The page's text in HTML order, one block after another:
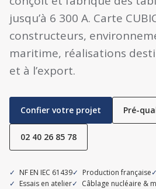
jusqu’à 6 300 A. Carte
constructeurs,
maritime, réalisations
et à l’export.
Confier votre projet Pré-
02 40 26 85 78
NF EN IEC 61439 Production française
Essais en atelier
Câblage nucléaire &